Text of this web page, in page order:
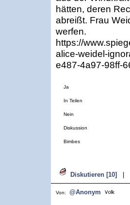
hätten, deren
abreißt. Frau
werfen.
https://
alice-weidel-
e487-4a97-98ff-
Ja
In Teilen
Nein
Diskussion
Bimbes
Diskutieren [10]
Von: @Anonym